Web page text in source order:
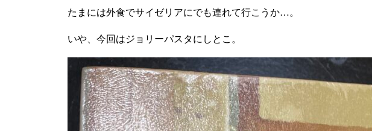
たまには外食でサイゼリアにでも連れて行こうか…。
いや、今回はジョリーパスタにしとこ。